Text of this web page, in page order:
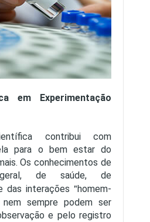
em Experimentação
contribui com
para o bem estar do
Os conhecimentos de
de saúde, de
das interações homem-
nem sempre podem ser
e pelo registro